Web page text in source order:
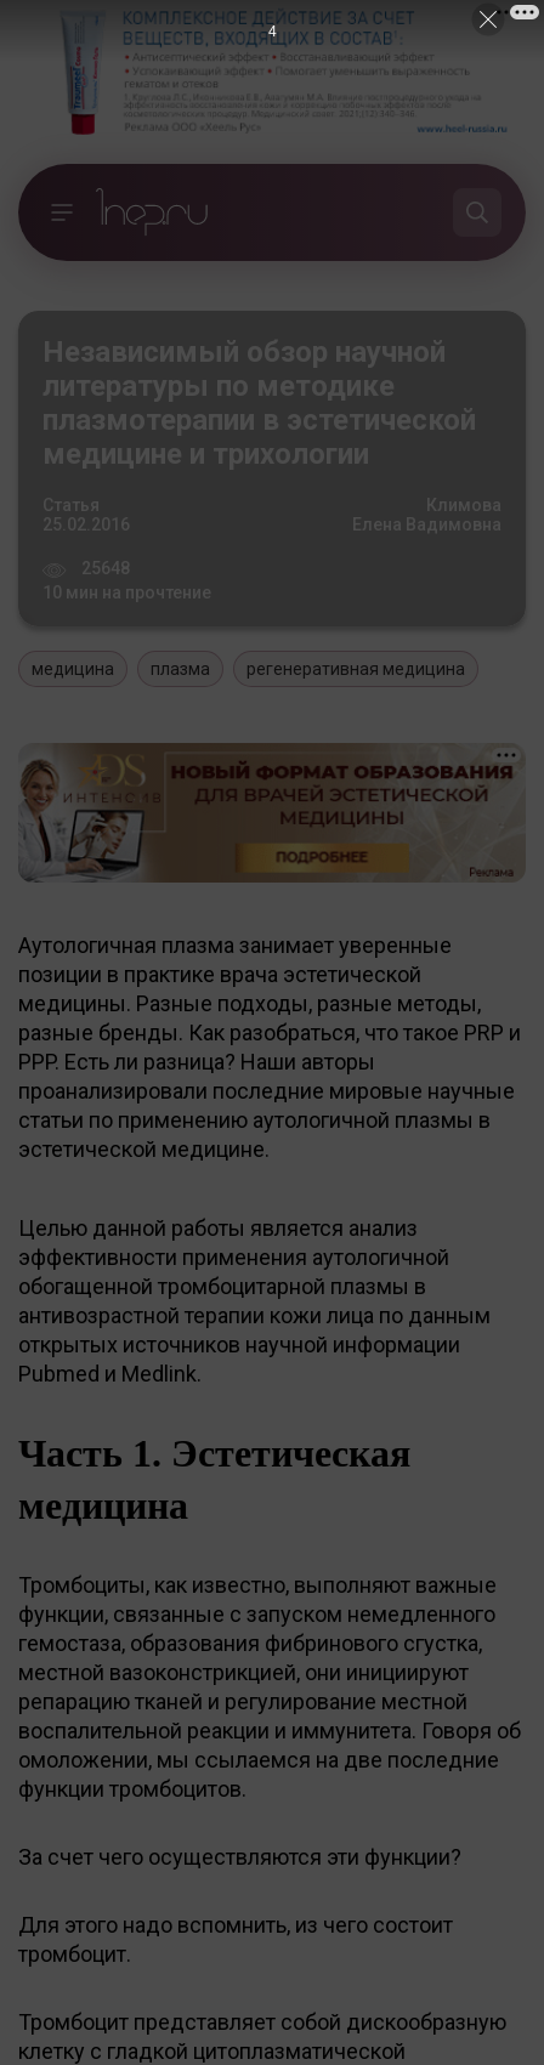
Независимый обзор научной
литературы по методике
плазмотерапии в эстетической
медицине и трихологии
Статья
25.02.2016
25648
10 мин на прочтение
Климова
Елена Вадимовна
медицина плазма регенеративная медицина
Аутологичная плазма занимает уверенные
позиции в практике врача эстетической
медицины. Разные подходы, разные методы,
разные бренды. Как разобраться, что такое PRP и
PPP. Есть ли разница? Наши авторы
проанализировали последние мировые научные
статьи по применению аутологичной плазмы в
эстетической медицине.
Целью данной работы является анализ
эффективности применения аутологичной
обогащенной тромбоцитарной плазмы в
антивозрастной терапии кожи лица по данным
открытых источников научной информации
Pubmed и Medlink.
Часть 1. Эстетическая
медицина
Тромбоциты, как известно, выполняют важные
функции, связанные с запуском немедленного
гемостаза, образования фибринового сгустка,
местной вазоконстрикцией, они инициируют
репарацию тканей и регулирование местной
воспалительной реакции и иммунитета. Говоря об
омоложении, мы ссылаемся на две последние
функции тромбоцитов.
За счет чего осуществляются эти функции?
Для этого надо вспомнить, из чего состоит
тромбоцит.
Тромбоцит представляет собой дискообразную
клетку с гладкой цитоплазматической
3